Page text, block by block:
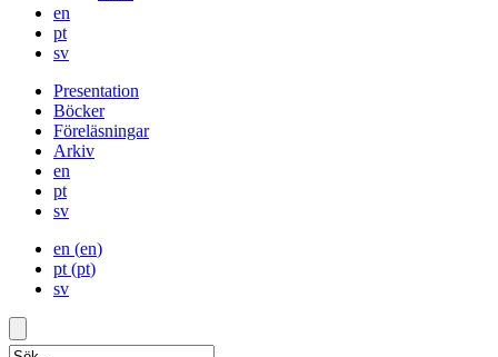
en
pt
sv
Presentation
Böcker
Föreläsningar
Arkiv
en
pt
sv
en (en)
pt (pt)
sv